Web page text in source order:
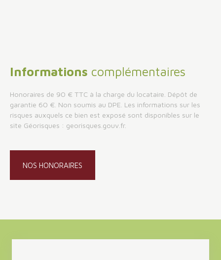
Informations complémentaires
Honoraires de 90 € TTC à la charge du locataire. Dépôt de
garantie 60 €. Non soumis au DPE. Les informations sur les
risques auxquels ce bien est exposé sont disponibles sur le
site Géorisques : georisques.gouv.fr.
NOS HONORAIRES